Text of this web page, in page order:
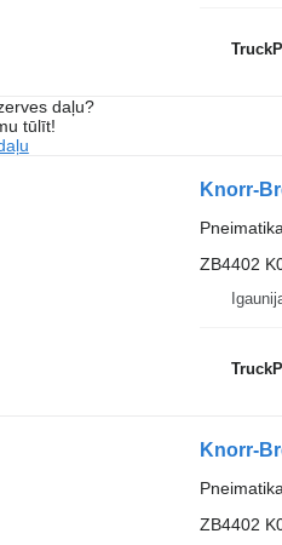
daļu?
tūlīt!
ZB4402
ZB4402